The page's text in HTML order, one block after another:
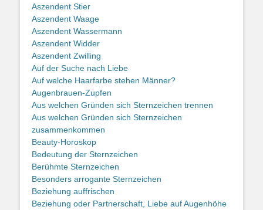
Aszendent Stier
Aszendent Waage
Aszendent Wassermann
Aszendent Widder
Aszendent Zwilling
Auf der Suche nach Liebe
Auf welche Haarfarbe stehen Männer?
Augenbrauen-Zupfen
Aus welchen Gründen sich Sternzeichen trennen
Aus welchen Gründen sich Sternzeichen
zusammenkommen
Beauty-Horoskop
Bedeutung der Sternzeichen
Berühmte Sternzeichen
Besonders arrogante Sternzeichen
Beziehung auffrischen
Beziehung oder Partnerschaft, Liebe auf Augenhöhe